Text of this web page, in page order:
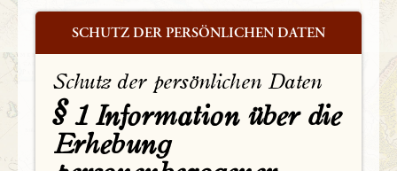
SCHUTZ DER PERSÖNLICHEN DATEN
Schutz der persönlichen Daten
§ 1 Information über die
Erhebung